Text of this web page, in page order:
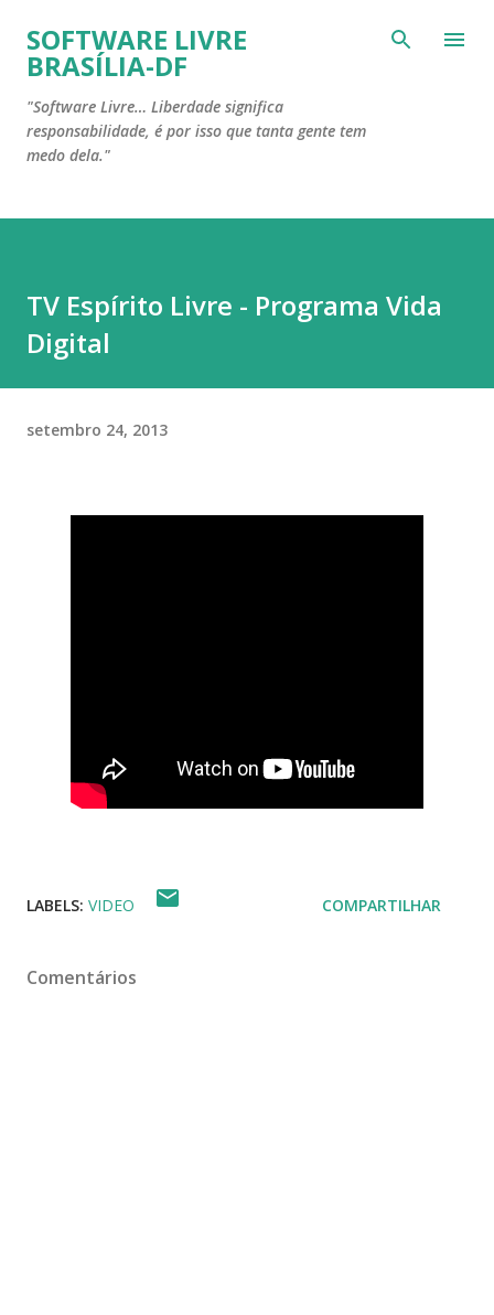
Pular para o conteúdo principal
SOFTWARE LIVRE
BRASÍLIA-DF
"Software Livre… Liberdade significa
responsabilidade, é por isso que tanta gente tem
medo dela."
TV Espírito Livre - Programa Vida
Digital
setembro 24, 2013
LABELS: VIDEO COMPARTILHAR
Comentários